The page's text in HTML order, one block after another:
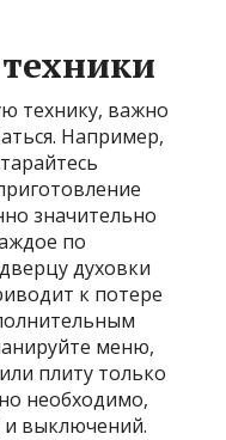
технику, важно
Например,
значительно
по
духовки
к потере
меню,
плиту только
необходимо,
и выключений.